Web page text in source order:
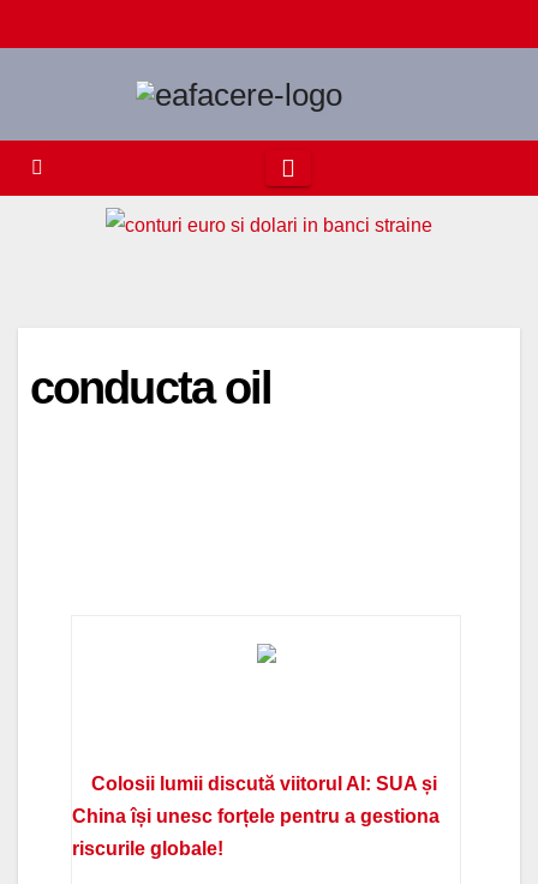
to
conducta oil
Colosii lumii discută viitorul AI: SUA și
China își unesc forțele pentru a gestiona
riscurile globale!